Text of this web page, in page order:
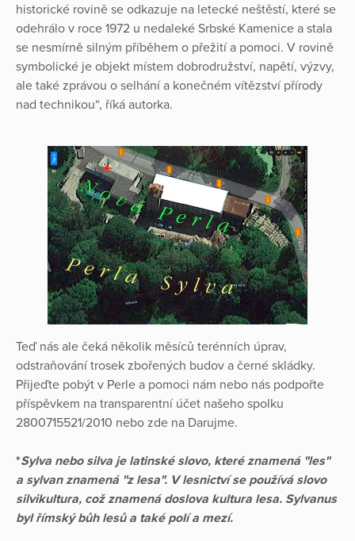
historické rovině se odkazuje na letecké neštěstí, které se
odehrálo v roce 1972 u nedaleké Srbské Kamenice a stala
se nesmírně silným příběhem o přežití a pomoci. V rovině
symbolické je objekt místem dobrodružství, napětí, výzvy,
ale také zprávou o selhání a konečném vítězství přírody
nad technikou“, říká autorka.
Teď nás ale čeká několik měsíců terénních úprav,
odstraňování trosek zbořených budov a černé skládky.
Přijeďte pobýt v Perle a pomoci nám nebo nás podpořte
příspěvkem na transparentní účet našeho spolku
2800715521/2010 nebo zde na Darujme.
*Sylva nebo silva je latinské slovo, které znamená "les"
a sylvan znamená "z lesa". V lesnictví se používá slovo
silvikultura, což znamená doslova kultura lesa. Sylvanus
byl římský bůh lesů a také polí a mezí.